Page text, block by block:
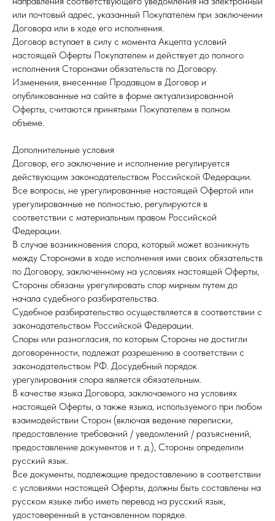
или почтовый адрес, указанный Покупателем при заключении
Договора или в ходе его исполнения.
Договор вступает в силу с момента Акцепта условий
настоящей Оферты Покупателем и действует до полного
исполнения Сторонами обязательств по Договору.
Изменения, внесенные Продавцом в Договор и
опубликованные на сайте в форме актуализированной
Оферты, считаются принятыми Покупателем в полном
объеме.
Дополнительные условия
Договор, его заключение и исполнение регулируется
действующим законодательством Российской Федерации.
Все вопросы, не урегулированные настоящей Офертой или
урегулированные не полностью, регулируются в
соответствии с материальным правом Российской
Федерации.
В случае возникновения спора, который может возникнуть
между Сторонами в ходе исполнения ими своих обязательств
по Договору, заключенному на условиях настоящей Оферты,
Стороны обязаны урегулировать спор мирным путем до
начала судебного разбирательства.
Судебное разбирательство осуществляется в соответствии с
законодательством Российской Федерации.
Споры или разногласия, по которым Стороны не достигли
договоренности, подлежат разрешению в соответствии с
законодательством РФ. Досудебный порядок
урегулирования спора является обязательным.
В качестве языка Договора, заключаемого на условиях
настоящей Оферты, а также языка, используемого при любом
взаимодействии Сторон (включая ведение переписки,
предоставление требований / уведомлений / разъяснений,
предоставление документов и т. д.), Стороны определили
русский язык.
Все документы, подлежащие предоставлению в соответствии
с условиями настоящей Оферты, должны быть составлены на
русском языке либо иметь перевод на русский язык,
удостоверенный в установленном порядке.